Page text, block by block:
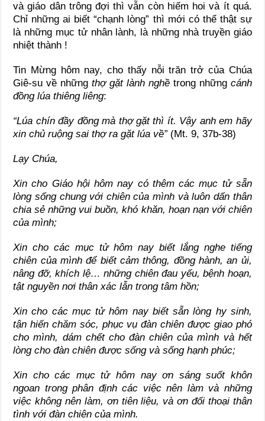
và giáo dân trông đợi thì vẫn còn hiếm hoi và ít quá.
Chỉ những ai biết “chạnh lòng” thì mới có thể thật sự
là những mục tử nhân lành, là những nhà truyền giáo
nhiệt thành !
Tin Mừng hôm nay, cho thấy nỗi trăn trở của Chúa
Giê-su về nhữngthợ gặt lành nghề trong nhữngcánh
đồng lúa thiêng liêng:
“Lúa chín đầy đồng mà thợ gặt thì ít. Vậy anh em hãy
xin chủ ruộng sai thợ ra gặt lúa về”(Mt. 9, 37b-38)
Lạy Chúa,
Xin cho Giáo hội hôm nay có thêm các mục tử sẵn
lòng sống chung với chiên của mình và luôn dấn thân
chia sẻ những vui buồn, khó khăn, hoạn nạn với chiên
của mình;
Xin cho các mục tử hôm nay biết lắng nghe tiếng
chiên của mình để biết cảm thông, đồng hành, an ủi,
nâng đỡ, khích lệ… những chiên đau yếu, bệnh hoạn,
tật nguyền nơi thân xác lẫn trong tâm hồn;
Xin cho các mục tử hôm nay biết sẵn lòng hy sinh,
tận hiến chăm sóc, phục vụ đàn chiên được giao phó
cho mình, dám chết cho đàn chiên của mình và hết
lòng cho đàn chiên được sống và sống hạnh phúc;
Xin cho các mục tử hôm nay ơn sáng suốt khôn
ngoan trong phân định các việc nên làm và những
việc không nên làm, ơn tiên liệu, và ơn đối thoại thân
tình với đàn chiên của mình.